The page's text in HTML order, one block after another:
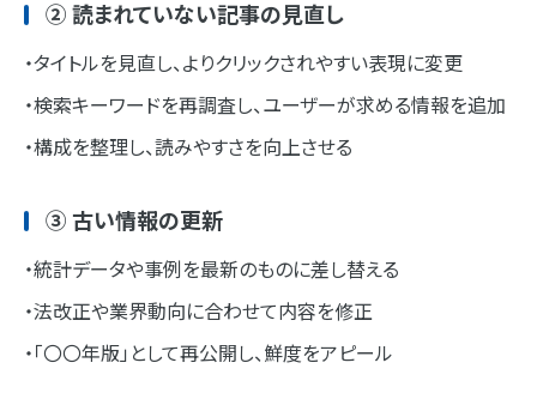
② 読まれていない記事の見直し
・タイトルを見直し、よりクリックされやすい表現に変更
・検索キーワードを再調査し、ユーザーが求める情報を追加
・構成を整理し、読みやすさを向上させる
③ 古い情報の更新
・統計データや事例を最新のものに差し替える
・法改正や業界動向に合わせて内容を修正
・「〇〇年版」として再公開し、鮮度をアピール